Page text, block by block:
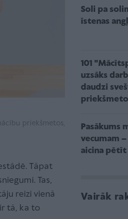
priekšmetos,
Tāpat
Tas,
reizi vienā
tā, ka to
Soli pa
īstenas
101
uzsāks
daudzi
Pasākums
vecumam
aicina pētīt
Vairāk